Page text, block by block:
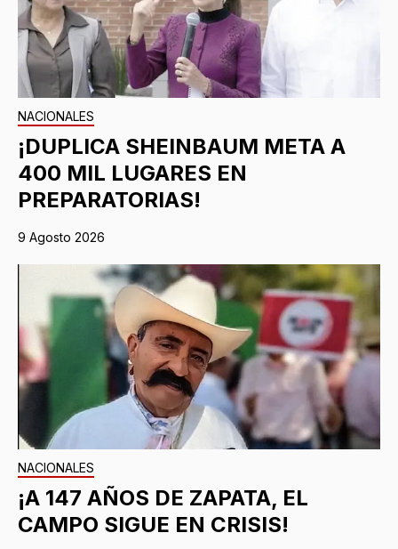
NACIONALES
¡DUPLICA SHEINBAUM META A
400 MIL LUGARES EN
PREPARATORIAS!
9 Agosto 2026
NACIONALES
¡A 147 AÑOS DE ZAPATA, EL
CAMPO SIGUE EN CRISIS!